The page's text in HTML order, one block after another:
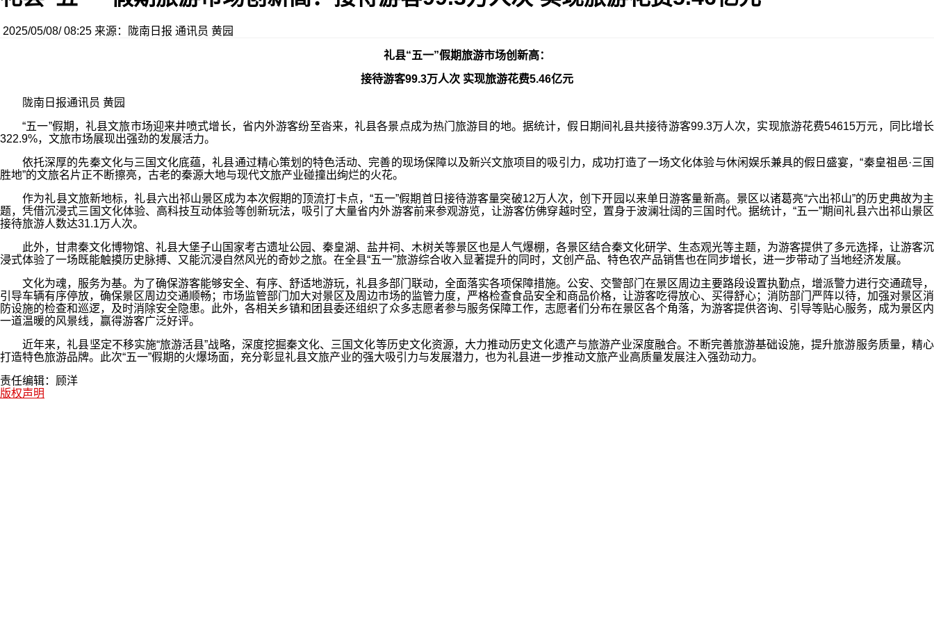
2025/05/08/ 08:25 来源：陇南日报 通讯员 黄园
礼县“五一”假期旅游市场创新高：
接待游客99.3万人次 实现旅游花费5.46亿元
陇南日报通讯员 黄园
“五一”假期，礼县文旅市场迎来井喷式增长，省内外游客纷至沓来，礼县各景点成为热门旅游目的地。据统计，假日期间礼县共接待游客99.3万人次，实现旅游花费54615万元，同比增长
322.9%，文旅市场展现出强劲的发展活力。
依托深厚的先秦文化与三国文化底蕴，礼县通过精心策划的特色活动、完善的现场保障以及新兴文旅项目的吸引力，成功打造了一场文化体验与休闲娱乐兼具的假日盛宴，“秦皇祖邑·三国
胜地”的文旅名片正不断擦亮，古老的秦源大地与现代文旅产业碰撞出绚烂的火花。
作为礼县文旅新地标，礼县六出祁山景区成为本次假期的顶流打卡点，“五一”假期首日接待游客量突破12万人次，创下开园以来单日游客量新高。景区以诸葛亮“六出祁山”的历史典故为主
题，凭借沉浸式三国文化体验、高科技互动体验等创新玩法，吸引了大量省内外游客前来参观游览，让游客仿佛穿越时空，置身于波澜壮阔的三国时代。据统计，“五一”期间礼县六出祁山景区
接待旅游人数达31.1万人次。
此外，甘肃秦文化博物馆、礼县大堡子山国家考古遗址公园、秦皇湖、盐井祠、木树关等景区也是人气爆棚，各景区结合秦文化研学、生态观光等主题，为游客提供了多元选择，让游客沉
浸式体验了一场既能触摸历史脉搏、又能沉浸自然风光的奇妙之旅。在全县“五一”旅游综合收入显著提升的同时，文创产品、特色农产品销售也在同步增长，进一步带动了当地经济发展。
文化为魂，服务为基。为了确保游客能够安全、有序、舒适地游玩，礼县多部门联动，全面落实各项保障措施。公安、交警部门在景区周边主要路段设置执勤点，增派警力进行交通疏导，
引导车辆有序停放，确保景区周边交通顺畅；市场监管部门加大对景区及周边市场的监管力度，严格检查食品安全和商品价格，让游客吃得放心、买得舒心；消防部门严阵以待，加强对景区消
防设施的检查和巡逻，及时消除安全隐患。此外，各相关乡镇和团县委还组织了众多志愿者参与服务保障工作，志愿者们分布在景区各个角落，为游客提供咨询、引导等贴心服务，成为景区内
一道温暖的风景线，赢得游客广泛好评。
近年来，礼县坚定不移实施“旅游活县”战略，深度挖掘秦文化、三国文化等历史文化资源，大力推动历史文化遗产与旅游产业深度融合。不断完善旅游基础设施，提升旅游服务质量，精心
打造特色旅游品牌。此次“五一”假期的火爆场面，充分彰显礼县文旅产业的强大吸引力与发展潜力，也为礼县进一步推动文旅产业高质量发展注入强劲动力。
责任编辑：顾洋
版权声明